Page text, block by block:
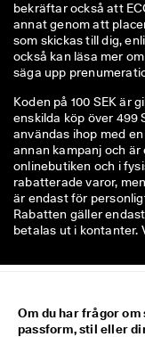
bekräftar också att
annat genom att
som skickas till dig,
också kan läsa mer
säga upp
Koden på 100 SEK är
enskilda köp över 499
användas ihop med
annan kampanj och
onlinebutiken och i
rabatterade varor,
är endast för
Rabatten gäller
betalas ut i kontanter.
Om du har frågor om
passform, stil eller